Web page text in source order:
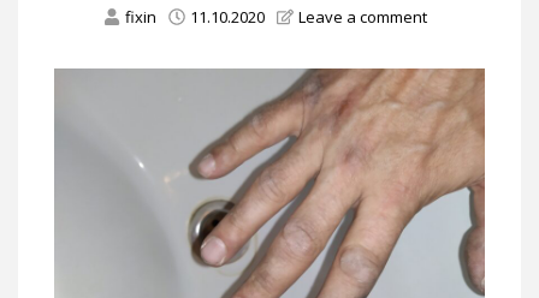
fixin 11.10.2020 Leave a comment